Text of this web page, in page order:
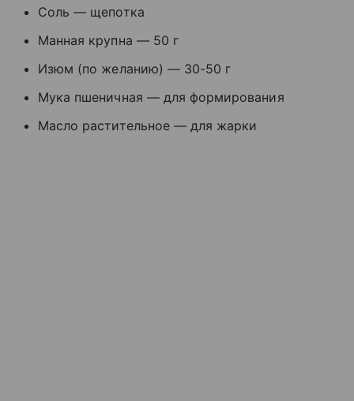
Соль — щепотка
Манная крупна — 50 г
Изюм (по желанию) — 30-50 г
Мука пшеничная — для формирования
Масло растительное — для жарки